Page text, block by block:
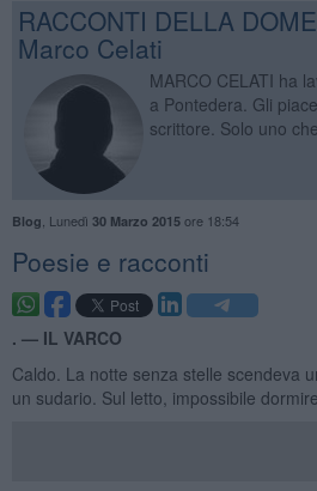
RACCONTI DELLA
Marco Celati
MARCO CELATI ha
a Pontedera. Gli
scrittore. Solo uno
Blog Lunedì 30 Marzo 2015ore 18:54
Poesie e racconti
. — IL VARCO
Caldo. La notte senza stelle scendeva
un sudario. Sul letto, impossibile dormire.